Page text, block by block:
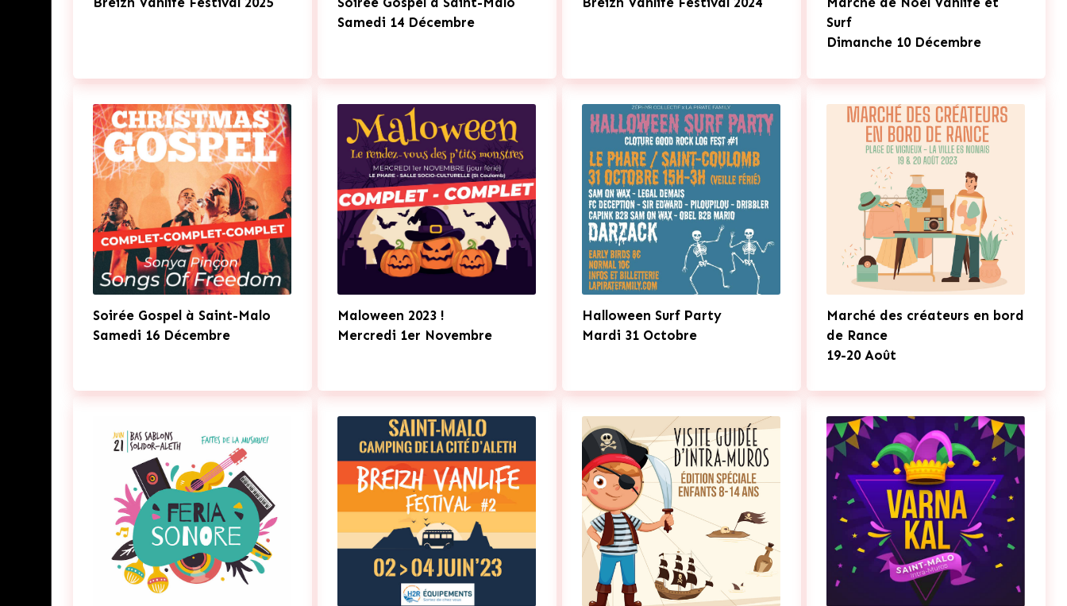
Samedi 14 Décembre
Surf
Dimanche 10 Décembre
Soirée Gospel à Saint-Malo
Samedi 16 Décembre
Maloween 2023 !
Mercredi 1er Novembre
Halloween Surf Party
Mardi 31 Octobre
Marché des créateurs en bord
de Rance
19-20 Août